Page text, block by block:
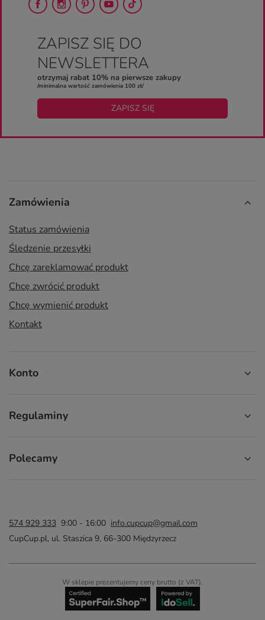
ZAPISZ SIĘ DO
NEWSLETTERA
otrzymaj rabat 10% na pierwsze zakupy
/minimalna wartość zamówienia 100 zł/
ZAPISZ SIĘ
Zamówienia
Status zamówienia
Śledzenie przesyłki
Chcę zareklamować produkt
Chcę zwrócić produkt
Chcę wymienić produkt
Kontakt
Konto
Regulaminy
Polecamy
574 929 333 9:00 - 16:00 info.cupcup@gmail.com
CupCup.pl, ul. Staszica 9, 66-300 Międzyrzecz
W sklepie prezentujemy ceny brutto (z VAT).